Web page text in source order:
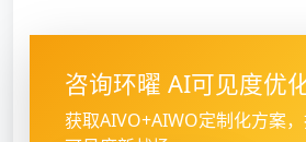
咨询环曜 AI可见度优
获取AIVO+AIWO定制化方案